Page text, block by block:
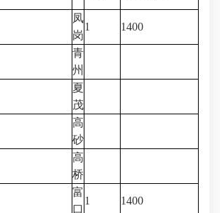
凤
岗
1 1400
青
州
夏
茂
高
砂
高
桥
富
口
1 1400